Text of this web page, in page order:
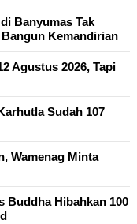
Banyumas Tak
Kemandirian
Agustus 2026, Tapi
Sudah 107
Wamenag Minta
Buddha Hibahkan 100